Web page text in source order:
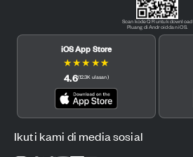
Scan kode QR untuk download
Pluang di Android dan iOS.
iOS App Store
★★★ ★★
4.6(12.3K ulasan)
Ikuti kami di media sosial